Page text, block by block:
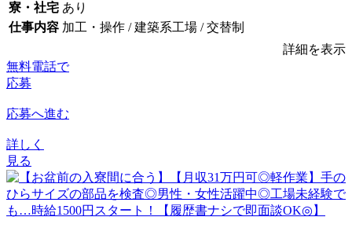
寮・社宅 あり
仕事内容 加工・操作 / 建築系工場 / 交替制
詳細を表示
無料電話で
応募
応募へ進む
詳しく
見る